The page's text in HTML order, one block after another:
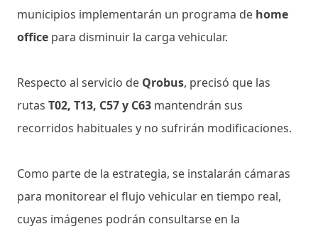
municipios implementarán un programa de home
office para disminuir la carga vehicular.
Respecto al servicio de Qrobus, precisó que las
rutas T02, T13, C57 y C63 mantendrán sus
recorridos habituales y no sufrirán modificaciones.
Como parte de la estrategia, se instalarán cámaras
para monitorear el flujo vehicular en tiempo real,
cuyas imágenes podrán consultarse en la